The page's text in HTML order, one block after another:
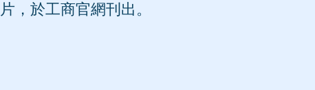
，於工商官網刊出。